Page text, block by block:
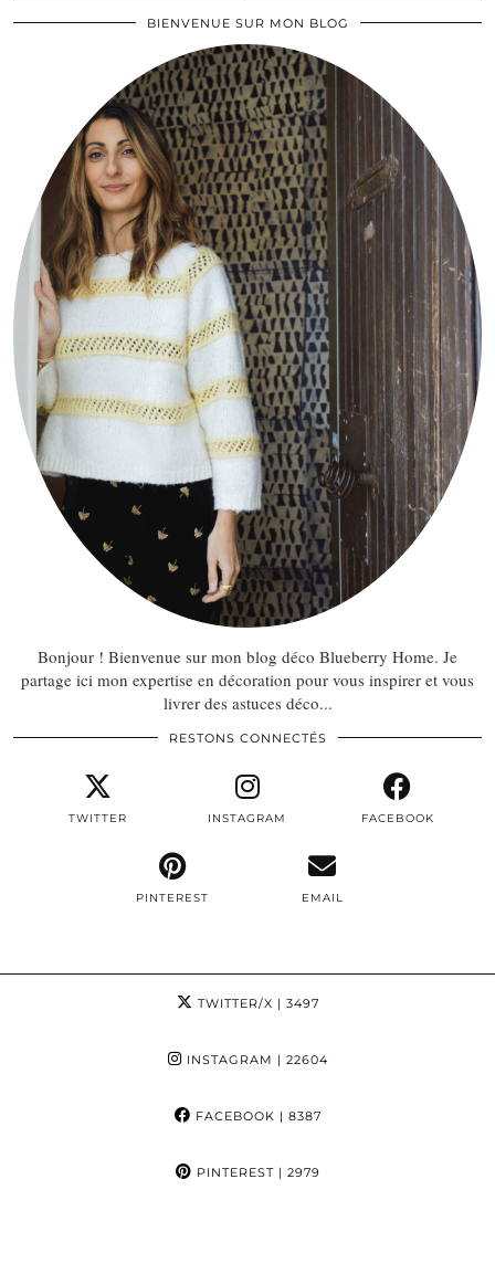
BIENVENUE SUR MON BLOG
Bonjour ! Bienvenue sur mon blog déco Blueberry Home. Je
partage ici mon expertise en décoration pour vous inspirer et vous
livrer des astuces déco...
RESTONS CONNECTÉS
TWITTER INSTAGRAM FACEBOOK
PINTEREST EMAIL
TWITTER/X | 3497
INSTAGRAM | 22604
FACEBOOK | 8387
PINTEREST| 2979